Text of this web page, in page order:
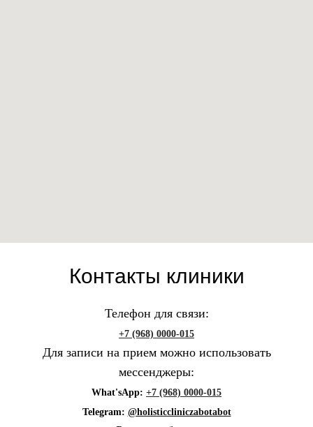
Контакты клиники
Телефон для связи:
+7 (968) 0000-015
Для записи на прием можно использовать
мессенджеры:
What'sApp: +7 (968) 0000-015
Telegram: @holisticcliniczabotabot